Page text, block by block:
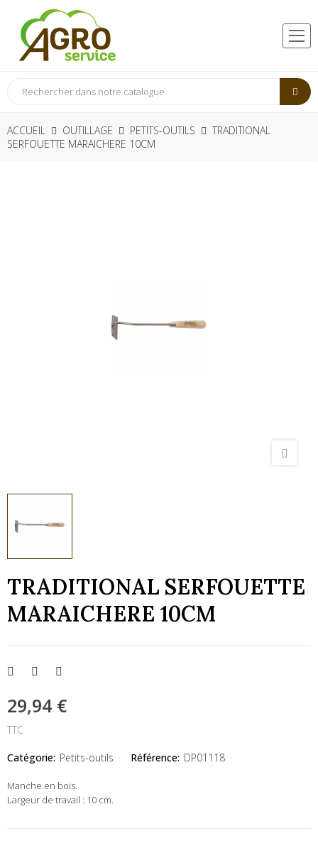
ACCUEIL OUTILLAGE PETITS-OUTILS
TRADITIONAL
SERFOUETTE MARAICHERE 10CM
TRADITIONAL SERFOUETTE
MARAICHERE 10CM
29,94 €
TTC
Catégorie: Petits-outils Référence: DP01118
Manche en bois.
Largeur de travail : 10 cm.